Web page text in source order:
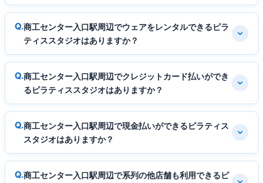
商工センター入口駅周辺でウェアをレンタルできるピラ
ティススタジオはありますか？
商工センター入口駅周辺でクレジットカード払いができ
るピラティススタジオはありますか？
商工センター入口駅周辺で現金払いができるピラティス
スタジオはありますか？
商工センター入口駅周辺で系列の他店舗も利用できるピ